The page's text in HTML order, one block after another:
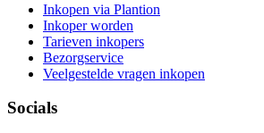
Inkopen via Plantion
Inkoper worden
Tarieven inkopers
Bezorgservice
Veelgestelde vragen inkopen
Socials